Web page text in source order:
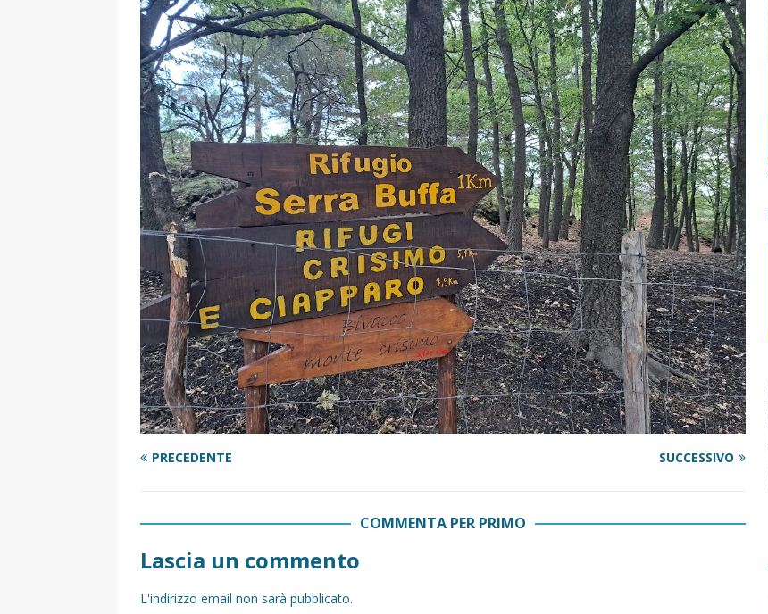
[ 17 Dicembre 2025 ] Organizzare un viaggio in Sicilia con i bambini (senza stress)
CONSIGLI
UTILI
[ 14 Settembre 2025 ] Rifugi e Bivacchi sull’Etna: Guida Completa per Famiglie
SENTIERI,
PARCHI NATURALI E AREE PICNIC
[ 2 Aprile 2025 ] Escursioni in Sicilia con bambini: itinerari imperdibili (+ consigli utili)- Parte 1
VIAGGI IN SICILIA
[ 17 Settembre 2023 ] Vendemmia con i bambini in Sicilia, dove andare?
FATTORIE
DIDATTICHE
[ 19 Gennaio 2023 ] Visitare la Fiumara d’Arte con i bambini, quando la natura incontra l’arte
VIAGGI IN SICILIA
[ 20 Marzo 2022 ] Cosa fare in Sicilia con i bambini: mare, attività e tour a prova di famiglia
VIAGGI IN SICILIA
PRECEDENTE SUCCESSIVO
COMMENTA PER PRIMO
Lascia un commento
L'indirizzo email non sarà pubblicato.